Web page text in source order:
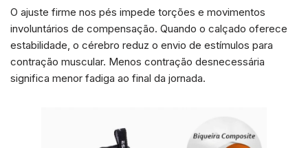
O ajuste firme nos pés impede torções e movimentos
involuntários de compensação. Quando o calçado oferece
estabilidade, o cérebro reduz o envio de estímulos para
contração muscular. Menos contração desnecessária
significa menor fadiga ao final da jornada.